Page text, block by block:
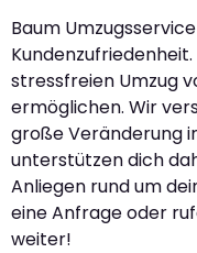
Baum
stressfreien Umzug
ermöglichen. Wir
große Veränderung
unterstützen dich
Anliegen rund um
eine Anfrage oder
weiter!